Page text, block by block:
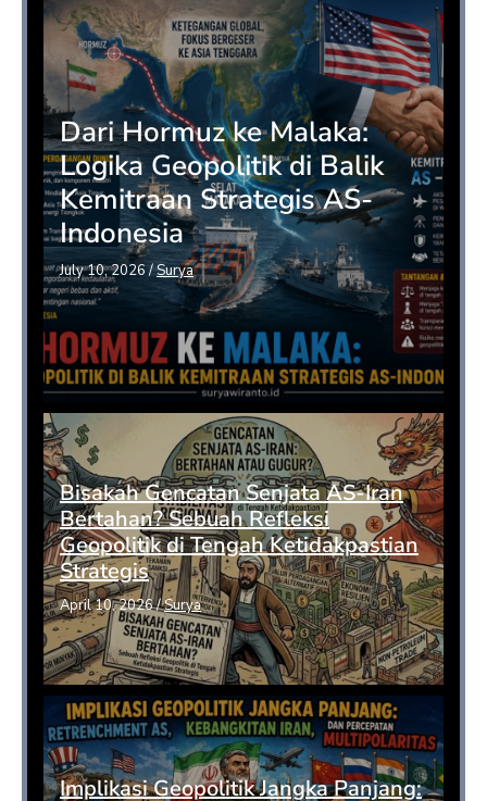
Dari Hormuz ke Malaka:
Logika Geopolitik di Balik
Kemitraan Strategis AS-
Indonesia
July 10, 2026/Surya
Bisakah Gencatan Senjata AS-Iran
Bertahan? Sebuah Refleksi
Geopolitik di Tengah Ketidakpastian
Strategis
April 10, 2026/Surya
Implikasi Geopolitik Jangka Panjang: